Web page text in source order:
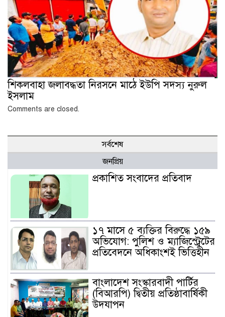
শিকলবাহা জলাবদ্ধতা নিরসনে মাঠে ইউপি সদস্য নুরুল
ইসলাম
Comments are closed.
সর্বশেষ
জনপ্রিয়
প্রকাশিত সংবাদের প্রতিবাদ
১৭ মাসে ৫ ব্যক্তির বিরুদ্ধে ১৫৯
অভিযোগ: পুলিশ ও ম্যাজিস্ট্রেটের
প্রতিবেদনে অধিকাংশই ভিত্তিহীন
বাংলাদেশ সংস্কারবাদী পার্টির
(বিআরপি) দ্বিতীয় প্রতিষ্ঠাবার্ষিকী
উদযাপন